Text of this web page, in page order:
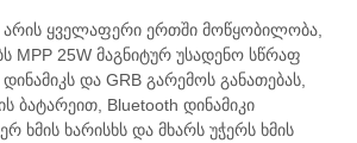
არის ყველაფერი ერთში მოწყობილობა,
MPP 25W მაგნიტურ უსადენო სწრაფ
და GRB გარემოს განათებას,
ბატარეით, Bluetooth დინამიკი
ხმის ხარისხს და მხარს უჭერს ხმის